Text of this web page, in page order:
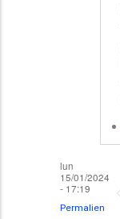
lun
15/01/2024
- 17:19
Permalien